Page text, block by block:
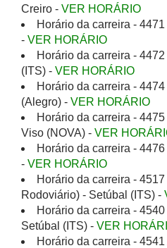
Creiro - VER HORÁRIO
Horário da carreira -
- VER HORÁRIO
Horário da carreira -
(ITS) - VER HORÁRIO
Horário da carreira -
(Alegro) - VER HORÁRIO
Horário da carreira -
Viso (NOVA) - VER
Horário da carreira -
- VER HORÁRIO
Horário da carreira - 4517
Rodoviário) - Setúbal (ITS) -
Horário da carreira -
Setúbal (ITS) - VER
Horário da carreira -